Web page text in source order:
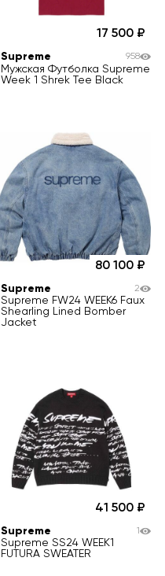
17 500
Supreme
Мужская Футболка Supreme
Week 1 Shrek Tee Black
958
80 100
Supreme
Supreme FW24 WEEK6 Faux
Shearling Lined Bomber
Jacket
2
41 500
Supreme
Supreme SS24 WEEK1
FUTURA SWEATER
1